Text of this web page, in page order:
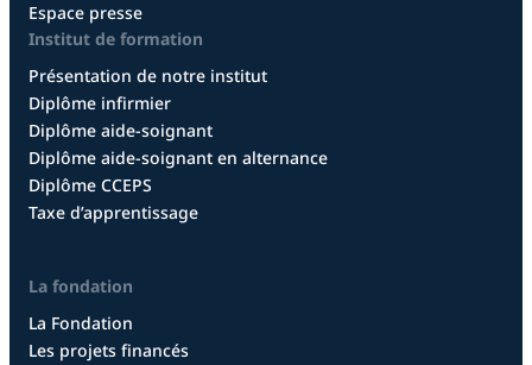
Espace presse
Institut de formation
Présentation de notre institut
Diplôme infirmier
Diplôme aide-soignant
Diplôme aide-soignant en alternance
Diplôme CCEPS
Taxe d’apprentissage
La fondation
La Fondation
Les projets financés